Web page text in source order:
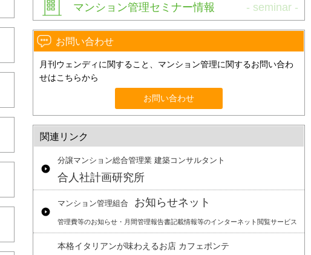
マンション管理セミナー情報
お問い合わせ
月刊ウェンディに関すること、マンション管理に関するお問い合わ
せはこちらから
お問い合わせ
関連リンク
分譲マンション総合管理業 建築コンサルタント
合人社計画研究所
マンション管理組合 お知らせネット
管理費等のお知らせ・月間管理報告書記載情報等のインターネット閲覧サービス
本格イタリアンが味わえるお店 カフェポンテ